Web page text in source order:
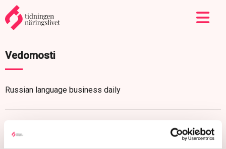
Vedomosti
Russian language business daily